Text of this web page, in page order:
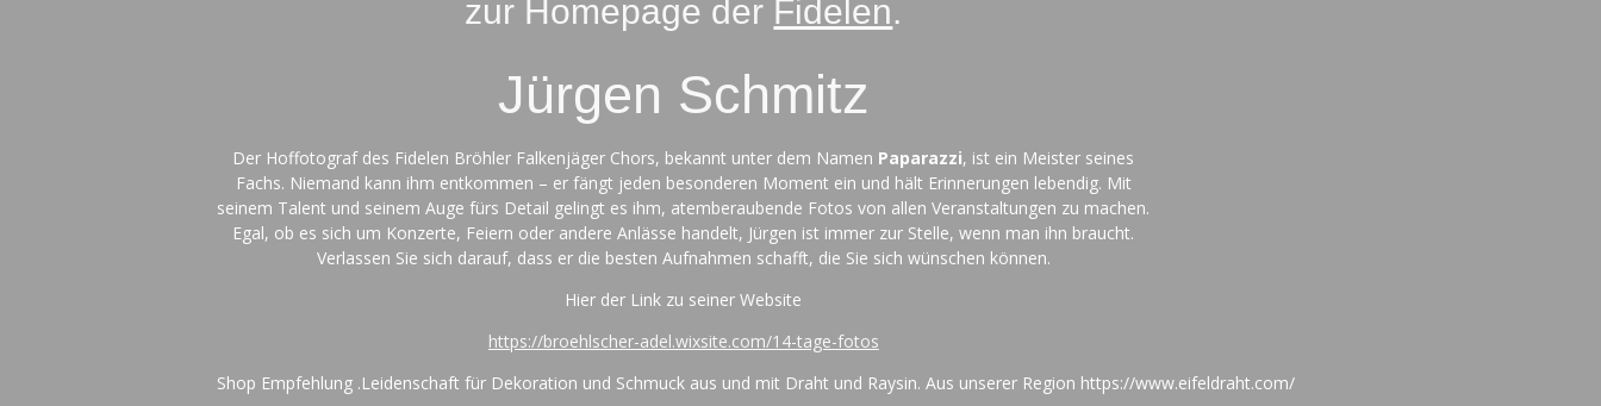
zur Homepage der Fidelen.
Jürgen Schmitz
Der Hoffotograf des Fidelen Bröhler Falkenjäger Chors, bekannt unter dem Namen Paparazzi, ist ein Meister seines
Fachs. Niemand kann ihm entkommen – er fängt jeden besonderen Moment ein und hält Erinnerungen lebendig. Mit
seinem Talent und seinem Auge fürs Detail gelingt es ihm, atemberaubende Fotos von allen Veranstaltungen zu machen.
Egal, ob es sich um Konzerte, Feiern oder andere Anlässe handelt, Jürgen ist immer zur Stelle, wenn man ihn braucht.
Verlassen Sie sich darauf, dass er die besten Aufnahmen schafft, die Sie sich wünschen können.
Hier der Link zu seiner Website
https://broehlscher-adel.wixsite.com/14-tage-fotos
Shop Empfehlung .Leidenschaft für Dekoration und Schmuck aus und mit Draht und Raysin. Aus unserer Region https://www.eifeldraht.com/